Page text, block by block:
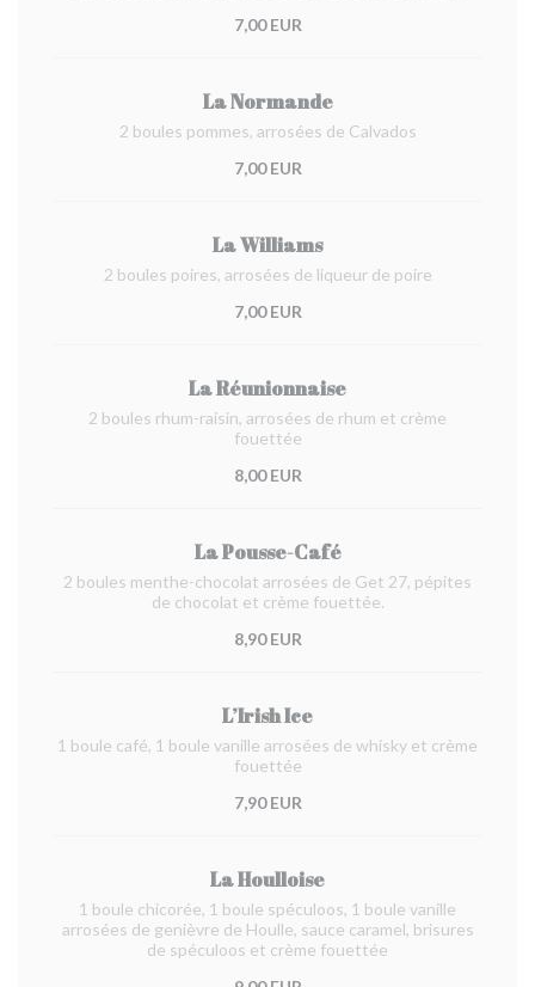
7,00 EUR
La Normande
2 boules pommes, arrosées de Calvados
7,00 EUR
La Williams
2 boules poires, arrosées de liqueur de poire
7,00 EUR
La Réunionnaise
2 boules rhum-raisin, arrosées de rhum et crème
fouettée
8,00 EUR
La Pousse-Café
2 boules menthe-chocolat arrosées de Get 27, pépites
de chocolat et crème fouettée.
8,90 EUR
L’Irish Ice
1 boule café, 1 boule vanille arrosées de whisky et crème
fouettée
7,90 EUR
La Houlloise
1 boule chicorée, 1 boule spéculoos, 1 boule vanille
arrosées de genièvre de Houlle, sauce caramel, brisures
de spéculoos et crème fouettée